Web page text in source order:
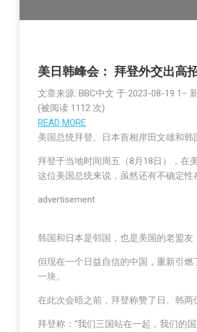
美日韩峰会： 拜登外交出高
文章来源: BBC中文 于 2023-08-19 1 –
(被阅读 1 112 次)
READ MORE
美国总统拜登、日本首相岸田文雄和
拜登于当地时间周五（8月18日），在
这位美国总统来说，虽然还有不确定性
advertisement
韩国和日本是邻国，也是美国的老盟友
但现在一个日益自信的中国，重新引
一块。
在此次会晤之前，拜登称赞了日、韩两
拜登称：“我们三国站在一起，我们的